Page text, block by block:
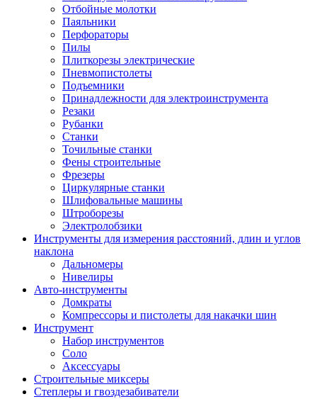
Отбойные молотки
Паяльники
Перфораторы
Пилы
Плиткорезы электрические
Пневмопистолеты
Подъемники
Принадлежности для электроинструмента
Резаки
Рубанки
Станки
Точильные станки
Фены строительные
Фрезеры
Циркулярные станки
Шлифовальные машины
Штроборезы
Электролобзики
Инструменты для измерения расстояний, длин и углов
наклона
Дальномеры
Нивелиры
Авто-инструменты
Домкраты
Компрессоры и пистолеты для накачки шин
Инструмент
Набор инструментов
Соло
Аксессуары
Строительные миксеры
Степлеры и гвоздезабиватели